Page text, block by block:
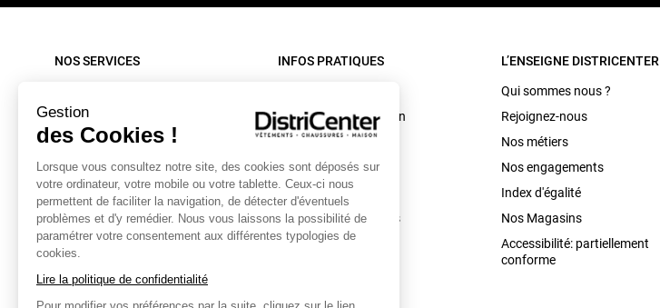
Gestion
des Cookies !
Lorsque vous consultez notre site, des cookies sont déposés sur
votre ordinateur, votre mobile ou votre tablette. Ceux-ci nous
permettent de faciliter la navigation, de détecter d'éventuels
problèmes et d'y remédier. Nous vous laissons la possibilité de
paramétrer votre consentement aux différentes typologies de
cookies.
Lire la politique de confidentialité
Pour modifier vos préférences par la suite, cliquez sur le lien
NOS SERVICES
Nos livraisons
Retour sous 30 jours
Contactez-nous
Mon compte
Collecte textiles et chaussures
INFOS PRATIQUES
Conditions d'utilisation
C.G.V. site internet
C.G.V. Magasin
Mentions légales
Données personnelles
Caractéristiques
L’ENSEIGNE DISTRICENTER
Qui sommes nous ?
Rejoignez-nous
Nos métiers
Nos engagements
Index d'égalité
Nos Magasins
Accessibilité: partiellement
conforme